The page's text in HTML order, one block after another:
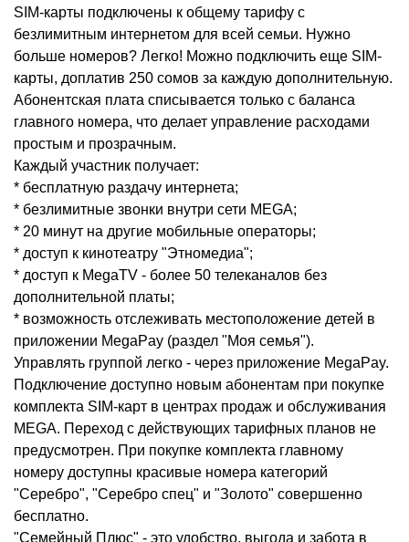
SIM-карты подключены к общему тарифу с
безлимитным интернетом для всей семьи. Нужно
больше номеров? Легко! Можно подключить еще SIM-
карты, доплатив 250 сомов за каждую дополнительную.
Абонентская плата списывается только с баланса
главного номера, что делает управление расходами
простым и прозрачным.
Каждый участник получает:
* бесплатную раздачу интернета;
* безлимитные звонки внутри сети MEGA;
* 20 минут на другие мобильные операторы;
* доступ к кинотеатру "Этномедиа";
* доступ к MegaTV - более 50 телеканалов без
дополнительной платы;
* возможность отслеживать местоположение детей в
приложении MegaPay (раздел "Моя семья").
Управлять группой легко - через приложение MegaPay.
Подключение доступно новым абонентам при покупке
комплекта SIM-карт в центрах продаж и обслуживания
MEGA. Переход с действующих тарифных планов не
предусмотрен. При покупке комплекта главному
номеру доступны красивые номера категорий
"Серебро", "Серебро спец" и "Золото" совершенно
бесплатно.
"Семейный Плюс" - это удобство, выгода и забота в